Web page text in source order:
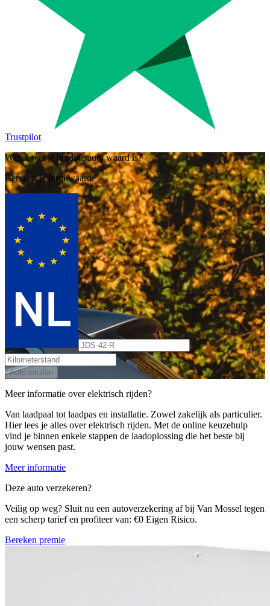
Trustpilot
Weten wat je huidige auto waard is?
Bereken je inruilwaarde
Auto inruilen
Meer informatie over elektrisch rijden?
Van laadpaal tot laadpas en installatie. Zowel zakelijk als particulier.
Hier lees je alles over elektrisch rijden. Met de online keuzehulp
vind je binnen enkele stappen de laadoplossing die het beste bij
jouw wensen past.
Meer informatie
Deze auto verzekeren?
Veilig op weg? Sluit nu een autoverzekering af bij Van Mossel tegen
een scherp tarief en profiteer van: €0 Eigen Risico.
Bereken premie